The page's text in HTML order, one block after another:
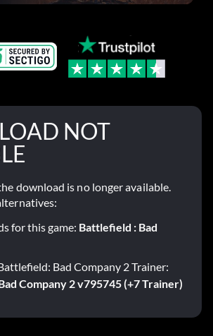
la mise à jour 1.0.4
NOT
download is no longer available.
for this game: Battlefield : Bad
Bad Company 2 Trainer:
Company 2 v795745 (+7 Trainer)